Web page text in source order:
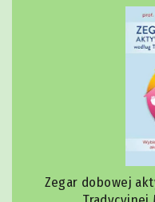
Zegar dobowej